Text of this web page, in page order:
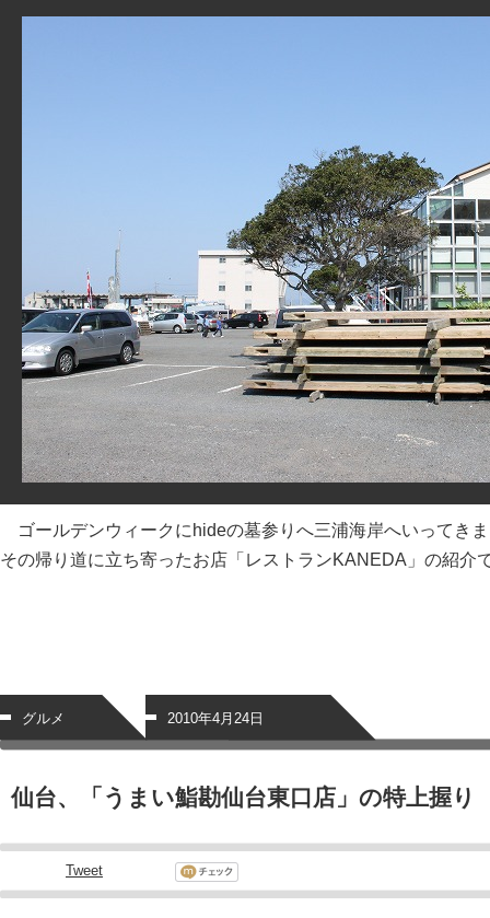
ゴールデンウィークにhideの墓参りへ三浦海岸へいってき
その帰り道に立ち寄ったお店「レストランKANEDA」の紹介
グルメ 2010年4月24日
仙台、「うまい鮨勘仙台東口店」の特上握り
Tweet